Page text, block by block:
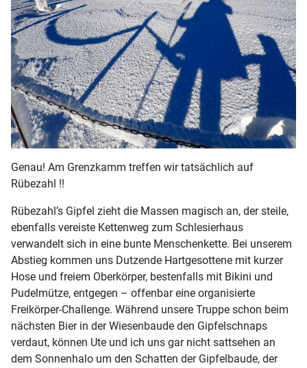
Genau! Am Grenzkamm treffen wir tatsächlich auf
Rübezahl !!
Rübezahl’s Gipfel zieht die Massen magisch an, der steile,
ebenfalls vereiste Kettenweg zum Schlesierhaus
verwandelt sich in eine bunte Menschenkette. Bei unserem
Abstieg kommen uns Dutzende Hartgesottene mit kurzer
Hose und freiem Oberkörper, bestenfalls mit Bikini und
Pudelmütze, entgegen – offenbar eine organisierte
Freikörper-Challenge. Während unsere Truppe schon beim
nächsten Bier in der Wiesenbaude den Gipfelschnaps
verdaut, können Ute und ich uns gar nicht sattsehen an
dem Sonnenhalo um den Schatten der Gipfelbaude, der